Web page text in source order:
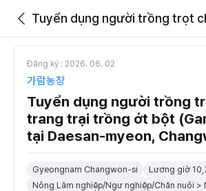
Đăng ký : 2026. 06. 02
가람농장
Tuyển dụng người trồng
trang trại trồng ớt bột
tại Daesan-myeon,
Gyeongnam Changwon-si
Lương giờ
Nông Lâm nghiệp/Ngư nghiệp/Chăn nuôi >